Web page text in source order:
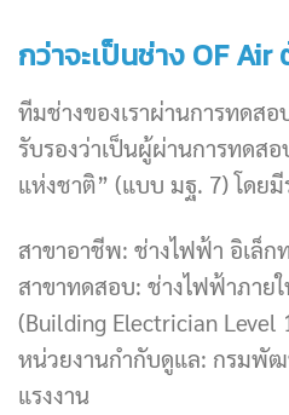
กว่าจะเป็นช่าง OF Air
ทีมช่างของเราผ่านการทดส
รับรองว่าเป็นผู้ผ่านการทดส
แห่งชาติ” (แบบ มฐ. 7) โดยมี
สาขาอาชีพ: ช่างไฟฟ้า อิเล็
สาขาทดสอบ: ช่างไฟฟ้าภาย
(Building Electrician Level
หน่วยงานกำกับดูแล: กรมพัฒ
แรงงาน